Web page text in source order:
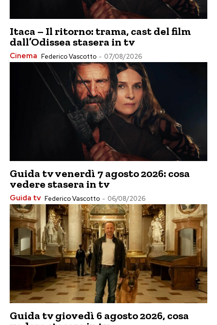
Itaca – Il ritorno: trama, cast del film
dall’Odissea stasera in tv
Cinema Federico Vascotto - 07/08/2026
Guida tv venerdì 7 agosto 2026: cosa
vedere stasera in tv
Guida tv Federico Vascotto - 06/08/2026
Guida tv giovedì 6 agosto 2026, cosa